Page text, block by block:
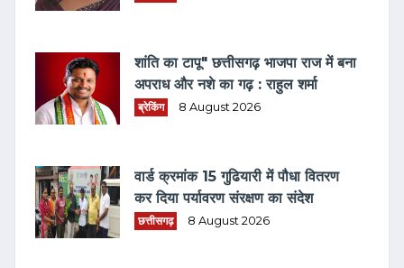
शांति का टापू" छत्तीसगढ़ भाजपा राज में बना
अपराध और नशे का गढ़ : राहुल शर्मा
ब्रेकिंग 8 August 2026
वार्ड क्रमांक 15 गुढियारी में पौधा वितरण
कर दिया पर्यावरण संरक्षण का संदेश
छत्तीसगढ़ 8 August 2026